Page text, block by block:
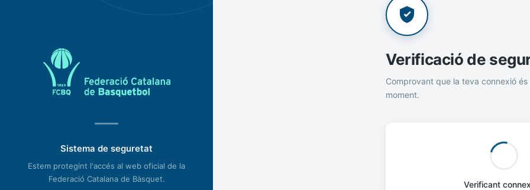
Sistema de seguretat
Estem protegint l'accés al web oficial de la
Federació Catalana de Bàsquet.
Verificació de
Comprovant que la teva connexió és
moment.
Verificant